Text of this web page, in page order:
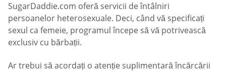
SugarDaddie.com oferă servicii de întâlniri
persoanelor heterosexuale. Deci, când vă specificați
sexul ca femeie, programul începe să vă potrivească
exclusiv cu bărbații.
Ar trebui să acordați o atenție suplimentară încărcării